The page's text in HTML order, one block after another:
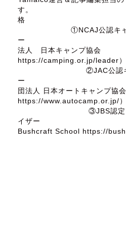
す。 ●編集
①NCAJ公認キャンプ
ー （公
法人 日本キャンプ協会
https://
②JAC公認キャンプ
ー （
団法人 日本オートキャンプ協
https://
③JBS認定ブッシ
イザー
Bushcraft School https://